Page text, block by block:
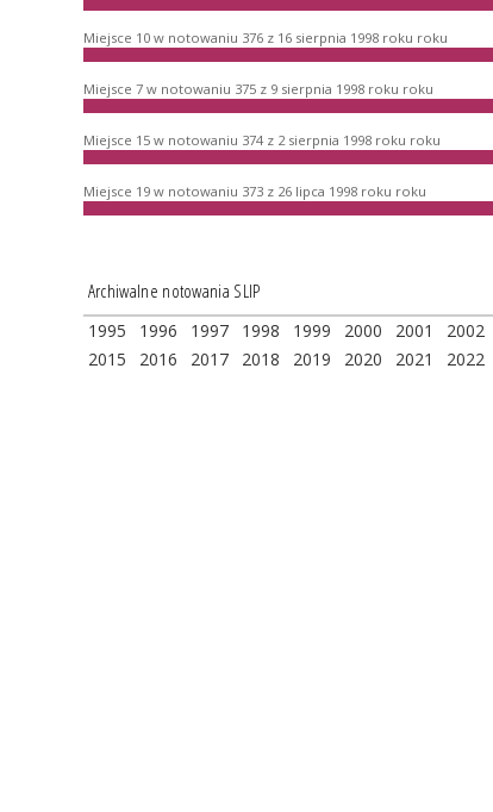
Miejsce 10 w notowaniu 376 z 16 sierpnia 1998 roku roku
Miejsce 7 w notowaniu 375 z 9 sierpnia 1998 roku roku
Miejsce 15 w notowaniu 374 z 2 sierpnia 1998 roku roku
Miejsce 19 w notowaniu 373 z 26 lipca 1998 roku roku
Archiwalne notowania SLIP
1995 1996 1997 1998 1999 2000 2001 2002
2015
2016 2017 2018 2019 2020 2021 2022